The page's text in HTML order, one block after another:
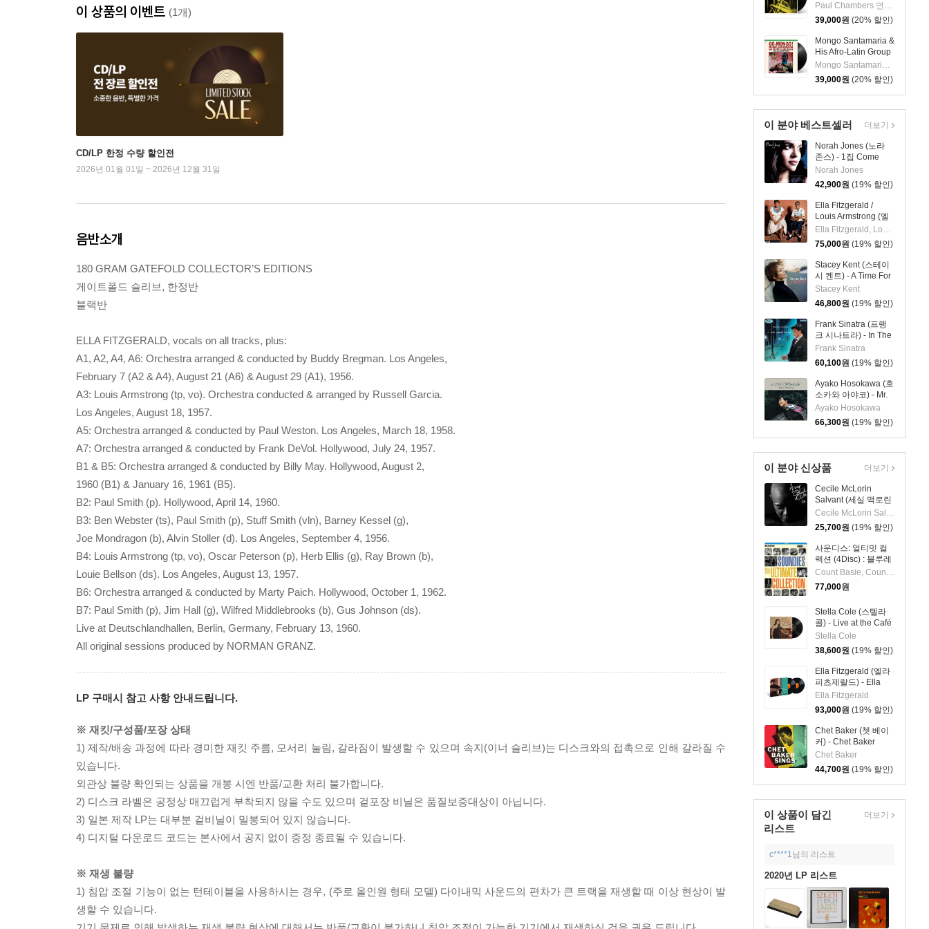
임버스 & 존 콜트레
인) - A Jazz
Delegation From the
East: Chamber's
Music [LP]
Paul Chambers 연주 외 1명
39,000원 (20% 할인)
Mongo Santamaria &
His Afro-Latin Group
(몽고 산타마리아 &
히스 아프로 라틴 그
룹) - Go Mongo!
(Feat. Chick Corea)
[LP]
Mongo Santamaria 연주
39,000원 (20% 할인)
이 분야 베스트셀러
Norah Jones (노라
존스) - 1집 Come
Away With Me (20th
Anniversary)[LP]
Norah Jones
42,900원 (19% 할인)
Ella Fitzgerald /
Louis Armstrong (엘
라 피츠제랄드, 루이
암스트롱) - Ella And
Louis [LP]
Ella Fitzgerald, Louis Armstrong
75,000원 (19% 할인)
Stacey Kent (스테이
시 켄트) - A Time For
Love [LP]
Stacey Kent
46,800원 (19% 할인)
Frank Sinatra (프랭
크 시나트라) - In The
Wee Small Hours
[LP]
Frank Sinatra
60,100원 (19% 할인)
Ayako Hosokawa (호
소카와 아야코) - Mr.
Wonderful - three
blind mice [LP]
Ayako Hosokawa
66,300원 (19% 할인)
더보기
이 분야 신상품
Cecile McLorin
Salvant (세실 맥로린
살반트) - With Every
Breath I Take
Cecile McLorin Salvant
25,700원 (19% 할인)
사운디스: 얼티밋 컬
렉션 (4Disc) : 블루레
이
Count Basie, Count Basie & Joe Turner, Cab Calloway, Nat King Cole, Doris Day & Pat Boone, Doris Day, Duke Ellington, Du
77,000원
Stella Cole (스텔라
콜) - Live at the Café
Carlyle [LP]
Stella Cole
38,600원 (19% 할인)
Ella Fitzgerald (엘라
피츠제랄드) - Ella
Fitzgerald Sings The
Cole Porter Song
Book [2LP]
Ella Fitzgerald
93,000원 (19% 할인)
Chet Baker (쳇 베이
커) - Chet Baker
Sings
Chet Baker
44,700원 (19% 할인)
더보기
이 상품이 담긴
리스트
더보기
c****1 님의 리스트
2020년 LP 리스트
이 상품의 이벤트 (1개)
CD/LP 한정 수량 할인전
2026년 01월 01일 ~ 2026년 12월 31일
음반소개
180 GRAM GATEFOLD COLLECTOR’S EDITIONS
게이트폴드 슬리브, 한정반
블랙반
ELLA FITZGERALD, vocals on all tracks, plus:
A1, A2, A4, A6: Orchestra arranged & conducted by Buddy Bregman. Los Angeles,
February 7 (A2 & A4), August 21 (A6) & August 29 (A1), 1956.
A3: Louis Armstrong (tp, vo). Orchestra conducted & arranged by Russell Garcia.
Los Angeles, August 18, 1957.
A5: Orchestra arranged & conducted by Paul Weston. Los Angeles, March 18, 1958.
A7: Orchestra arranged & conducted by Frank DeVol. Hollywood, July 24, 1957.
B1 & B5: Orchestra arranged & conducted by Billy May. Hollywood, August 2,
1960 (B1) & January 16, 1961 (B5).
B2: Paul Smith (p). Hollywood, April 14, 1960.
B3: Ben Webster (ts), Paul Smith (p), Stuff Smith (vln), Barney Kessel (g),
Joe Mondragon (b), Alvin Stoller (d). Los Angeles, September 4, 1956.
B4: Louis Armstrong (tp, vo), Oscar Peterson (p), Herb Ellis (g), Ray Brown (b),
Louie Bellson (ds). Los Angeles, August 13, 1957.
B6: Orchestra arranged & conducted by Marty Paich. Hollywood, October 1, 1962.
B7: Paul Smith (p), Jim Hall (g), Wilfred Middlebrooks (b), Gus Johnson (ds).
Live at Deutschlandhallen, Berlin, Germany, February 13, 1960.
All original sessions produced by NORMAN GRANZ.
LP 구매시 참고 사항 안내드립니다.
※ 재킷/구성품/포장 상태
1) 제작/배송 과정에 따라 경미한 재킷 주름, 모서리 눌림, 갈라짐이 발생할 수 있으며 속지(이너 슬리브)는 디스크와의 접촉으로 인해 갈라질 수
있습니다.
외관상 불량 확인되는 상품을 개봉 시엔 반품/교환 처리 불가합니다.
2) 디스크 라벨은 공정상 매끄럽게 부착되지 않을 수도 있으며 겉포장 비닐은 품질보증대상이 아닙니다.
3) 일본 제작 LP는 대부분 겉비닐이 밀봉되어 있지 않습니다.
4) 디지털 다운로드 코드는 본사에서 공지 없이 증정 종료될 수 있습니다.
※ 재생 불량
1) 침압 조절 기능이 없는 턴테이블을 사용하시는 경우, (주로 올인원 형태 모델) 다이내믹 사운드의 편차가 큰 트랙을 재생할 때 이상 현상이 발
생할 수 있습니다.